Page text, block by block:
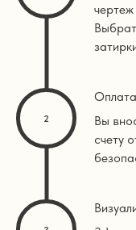
Оплата
Вы
счету